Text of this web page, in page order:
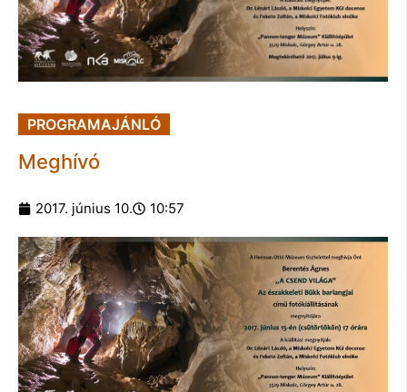
PROGRAMAJÁNLÓ
Meghívó
2017. június 10. 10:57